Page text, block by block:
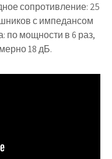
сопротивление: 25
с импедансом
по мощности в 6 раз,
18 дБ.